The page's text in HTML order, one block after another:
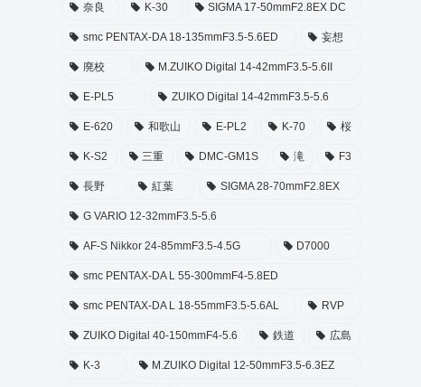
奈良 K-30 SIGMA 17-50mmF2.8EX DC
smc PENTAX-DA 18-135mmF3.5-5.6ED 妄想
廃校 M.ZUIKO Digital 14-42mmF3.5-5.6II
E-PL5 ZUIKO Digital 14-42mmF3.5-5.6
E-620 和歌山 E-PL2 K-70 桜
K-S2 三重 DMC-GM1S 滝 F3
長野 紅葉 SIGMA 28-70mmF2.8EX
G VARIO 12-32mmF3.5-5.6
AF-S Nikkor 24-85mmF3.5-4.5G D7000
smc PENTAX-DA L 55-300mmF4-5.8ED
smc PENTAX-DA L 18-55mmF3.5-5.6AL RVP
ZUIKO Digital 40-150mmF4-5.6 鉄道 広島
K-3 M.ZUIKO Digital 12-50mmF3.5-6.3EZ